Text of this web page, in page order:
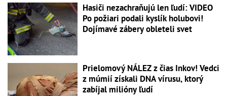
Hasiči nezachraňujú len ľudí: VIDEO
Po požiari podali kyslík holubovi!
Dojímavé zábery obleteli svet
Prielomový NÁLEZ z čias Inkov! Vedci
z múmií získali DNA vírusu, ktorý
zabíjal milióny ľudí